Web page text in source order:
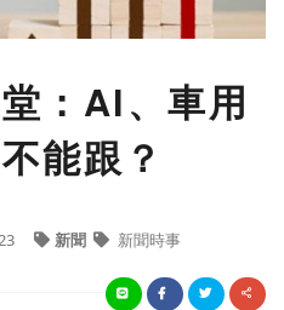
：AI、車用
能跟？
新聞 新聞時事